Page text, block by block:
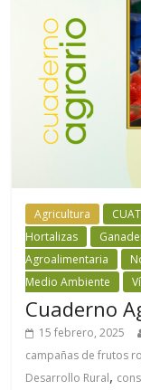
Agricultura
Hortalizas
Agroalimentaria
Medio Ambiente
Cuaderno
15 febrero, 2025
campañas de frutos
Desarrollo Rural,